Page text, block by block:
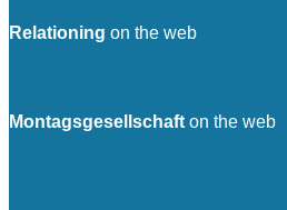
Relationing on the web
Montagsgesellschaft on the web